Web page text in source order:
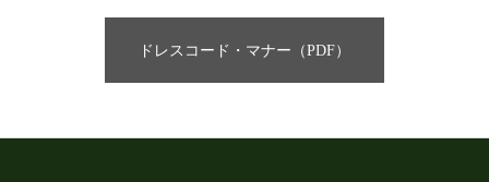
ドレスコード・マナー（PDF）